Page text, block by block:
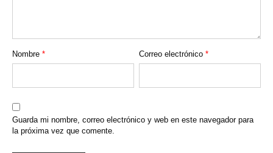
Nombre * Correo electrónico*
Guarda mi nombre, correo electrónico y web en este navegador para
la próxima vez que comente.